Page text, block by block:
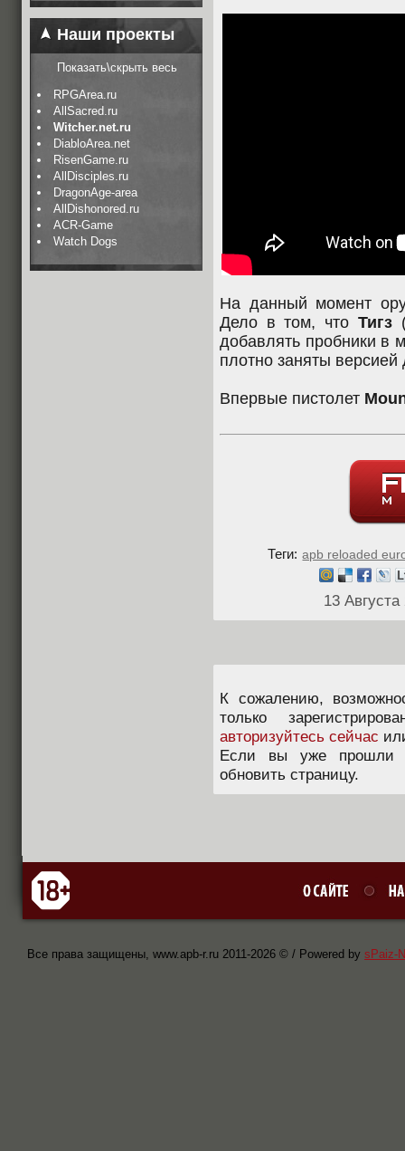
Наши проекты
Показать\скрыть весь
RPGArea.ru
AllSacred.ru
Witcher.net.ru
DiabloArea.net
RisenGame.ru
AllDisciples.ru
DragonAge-area
AllDishonored.ru
ACR-Game
Watch Dogs
На данный момент
Дело в том, что Тигз
добавлять пробники в
плотно заняты
Впервые пистолет
Теги: apb reloaded
13
К сожалению,
только
авторизуйтесь сейчас
Если вы уже прошли
обновить страницу.
Все права защищены, www.apb-r.ru 2011-2026 © / Powered by sPaiz-